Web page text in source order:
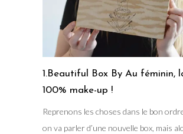
1.Beautiful Box By Au féminin,
100% make-up !
Reprenons les choses dans le bon
on va parler d’une nouvelle box, mais